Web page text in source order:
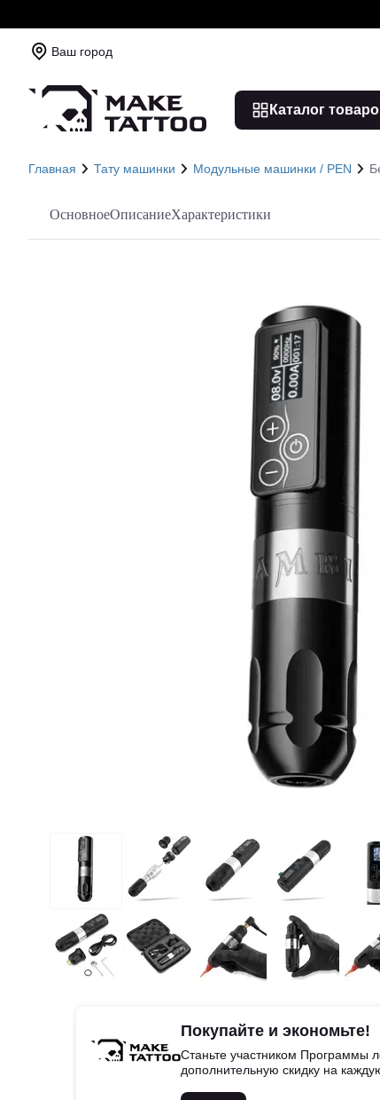
Ваш город
Каталог
Главная Тату машинки Модульные машинки / PEN
ОсновноеОписаниеХарактеристики
Покупайте и экономьте!
Станьте участником Программы
дополнительную скидку на